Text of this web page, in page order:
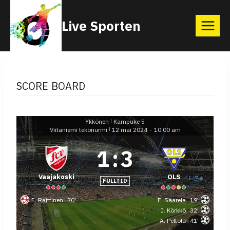
content
Live Sporten
SCORE BOARD
Ykkönen | Kampuke 5
Viitaniemi tekonurmi | 12 mai 2024 - 10:00 am
Vaajakoski
1:3
FULLTID OLS
E. Raittinen 70' E. Saarela 19'
J. Körkkö 32'
A. Peltola 41'